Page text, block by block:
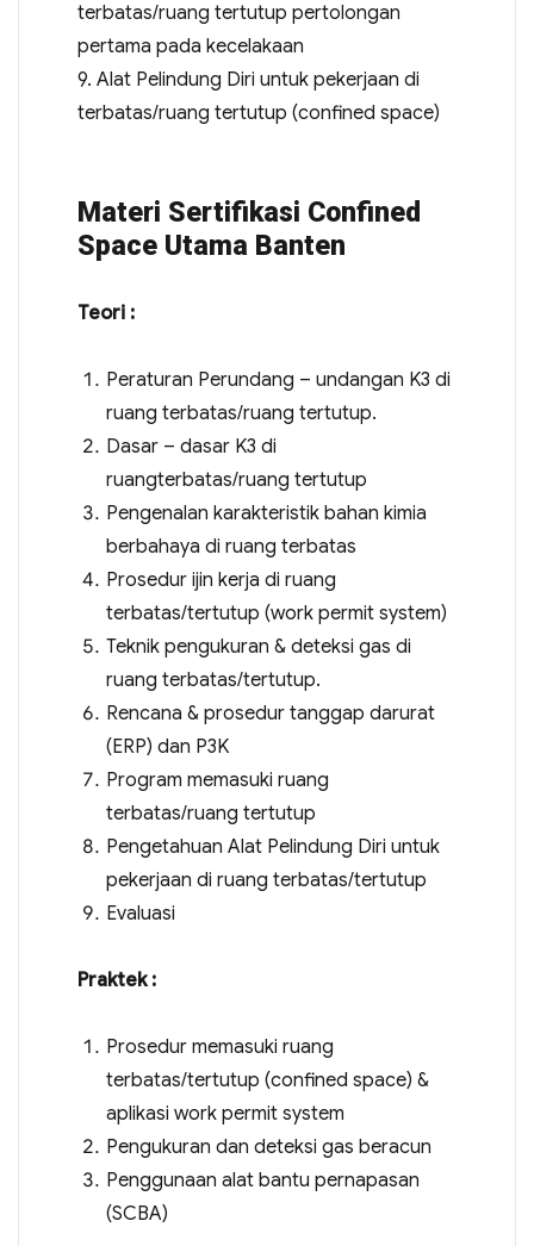
terbatas/ruang tertutup pertolongan
pertama pada kecelakaan
9. Alat Pelindung Diri untuk pekerjaan di
terbatas/ruang tertutup (confined space)
Materi Sertifikasi Confined
Space Utama Banten
Teori :
Peraturan Perundang – undangan K3 di
ruang terbatas/ruang tertutup.
Dasar – dasar K3 di
ruangterbatas/ruang tertutup
Pengenalan karakteristik bahan kimia
berbahaya di ruang terbatas
Prosedur ijin kerja di ruang
terbatas/tertutup (work permit system)
Teknik pengukuran & deteksi gas di
ruang terbatas/tertutup.
Rencana & prosedur tanggap darurat
(ERP) dan P3K
Program memasuki ruang
terbatas/ruang tertutup
Pengetahuan Alat Pelindung Diri untuk
pekerjaan di ruang terbatas/tertutup
Evaluasi
Praktek :
Prosedur memasuki ruang
terbatas/tertutup (confined space) &
aplikasi work permit system
Pengukuran dan deteksi gas beracun
Penggunaan alat bantu pernapasan
(SCBA)